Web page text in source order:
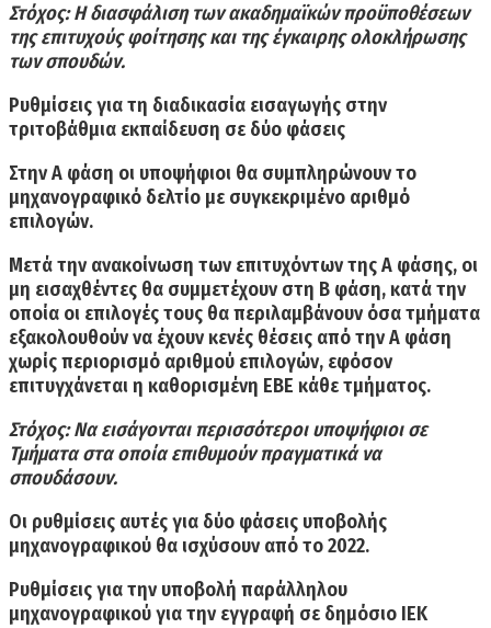
Στόχος: Η διασφάλιση των ακαδημαϊκών προϋποθέσεων
της επιτυχούς φοίτησης και της έγκαιρης ολοκλήρωσης
των σπουδών.
Ρυθμίσεις για τη διαδικασία εισαγωγής στην
τριτοβάθμια εκπαίδευση σε δύο φάσεις
Στην Α φάση οι υποψήφιοι θα συμπληρώνουν το
μηχανογραφικό δελτίο με συγκεκριμένο αριθμό
επιλογών.
Μετά την ανακοίνωση των επιτυχόντων της Α φάσης, οι
μη εισαχθέντες θα συμμετέχουν στη Β φάση, κατά την
οποία οι επιλογές τους θα περιλαμβάνουν όσα τμήματα
εξακολουθούν να έχουν κενές θέσεις από την Α φάση
χωρίς περιορισμό αριθμού επιλογών, εφόσον
επιτυγχάνεται η καθορισμένη ΕΒΕ κάθε τμήματος.
Στόχος: Να εισάγονται περισσότεροι υποψήφιοι σε
Τμήματα στα οποία επιθυμούν πραγματικά να
σπουδάσουν.
Οι ρυθμίσεις αυτές για δύο φάσεις υποβολής
μηχανογραφικού θα ισχύσουν από το 2022.
Ρυθμίσεις για την υποβολή παράλληλου
μηχανογραφικού για την εγγραφή σε δημόσιο ΙΕΚ